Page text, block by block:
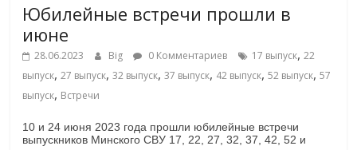
Юбилейные встречи прошли в
июне
28.06.2023 Big 0 Комментариев 17 выпуск,22
выпуск,27 выпуск,32 выпуск,37 выпуск, 42 выпуск,52 выпуск,57
выпуск, Встречи
10 и 24 июня 2023 года прошли юбилейные встречи
выпускников Минского СВУ 17, 22, 27, 32, 37, 42, 52 и